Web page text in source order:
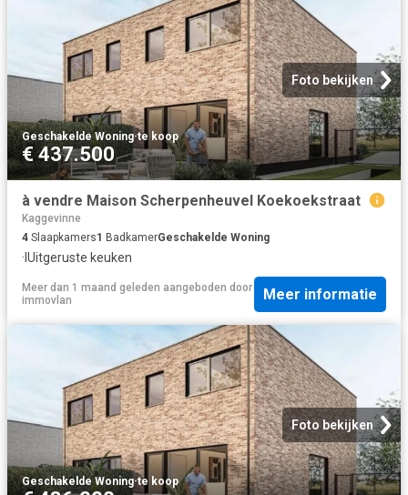
Foto bekijken
Geschakelde Woning·te koop
€ 437.500
à vendre Maison Scherpenheuvel Koekoekstraat
Kaggevinne
4 Slaapkamers1 BadkamerGeschakelde Woning
·IUitgeruste keuken
Meer dan 1 maand geleden aangeboden door
immovlan
Meer informatie
Foto bekijken
Geschakelde Woning·te koop